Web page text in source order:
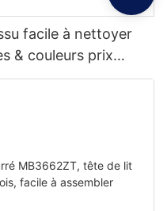
facile à nettoyer
& couleurs prix